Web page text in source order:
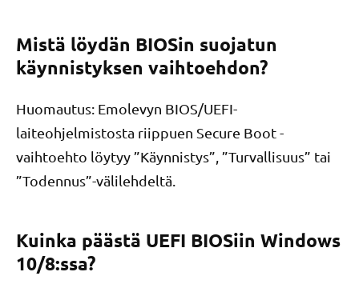
Mistä löydän BIOSin suojatun
käynnistyksen vaihtoehdon?
Huomautus: Emolevyn BIOS/UEFI-
laiteohjelmistosta riippuen Secure Boot -
vaihtoehto löytyy ”Käynnistys”, ”Turvallisuus” tai
”Todennus”-välilehdeltä.
Kuinka päästä UEFI BIOSiin Windows
10/8:ssa?